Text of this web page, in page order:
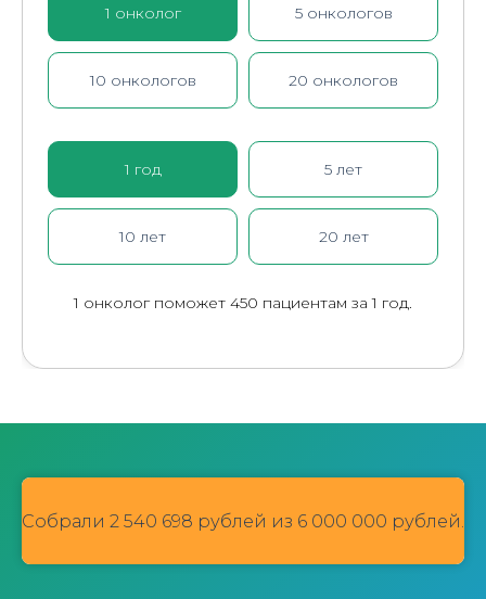
1 онколог 5 онкологов
10 онкологов 20 онкологов
1 год 5 лет
10 лет 20 лет
1 онколог поможет 450 пациентам за 1 год.
Собрали 2 540 698 рублей из 6 000 000 рублей.